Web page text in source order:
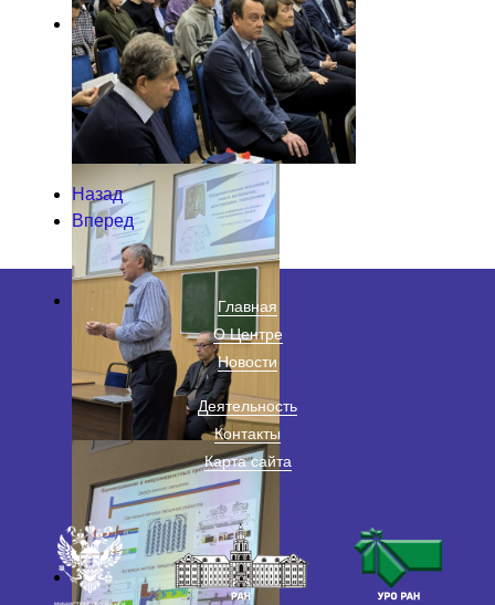
Назад
Вперед
Главная
О Центре
Новости
Деятельность
Контакты
Карта сайта